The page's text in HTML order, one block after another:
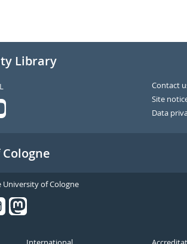
Library
Contact
Site
Data
University of Cologne